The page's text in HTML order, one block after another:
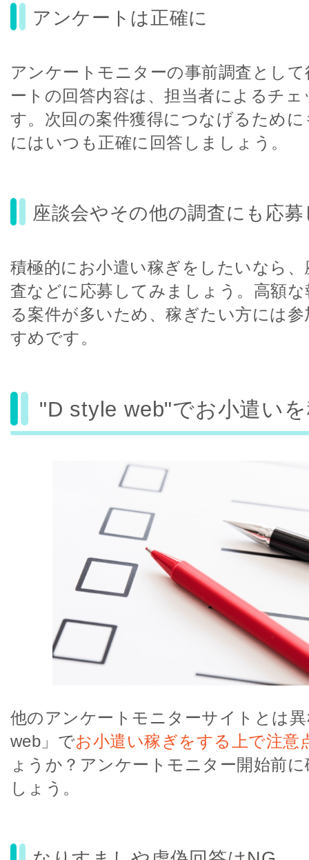
アンケートは正確に
アンケートモニターの事前調査とし
ートの回答内容は、担当者によるチ
す。次回の案件獲得につなげるため
にはいつも正確に回答しましょう。
座談会やその他の調査にも応
積極的にお小遣い稼ぎをしたいなら、
査などに応募してみましょう。高額
る案件が多いため、稼ぎたい方には
すめです。
"D style web"でお小遣い
他のアンケートモニターサイトとは
web」でお小遣い稼ぎをする上で注意
ょうか？アンケートモニター開始前
しょう。